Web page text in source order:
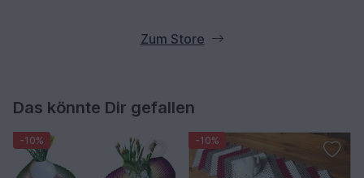
Zum Store
Das könnte Dir gefallen
-10% -10%